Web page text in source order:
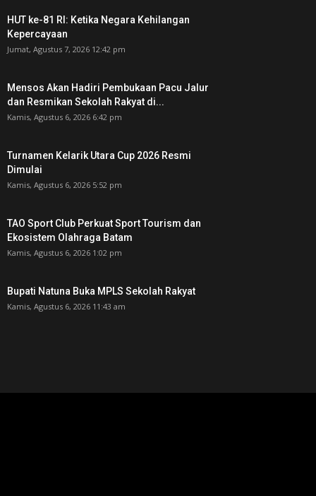
HUT ke-81 RI: Ketika Negara Kehilangan
Kepercayaan
Jumat, Agustus 7, 2026 12:42 pm
Mensos Akan Hadiri Pembukaan Pacu Jalur
dan Resmikan Sekolah Rakyat di...
Kamis, Agustus 6, 2026 6:42 pm
Turnamen Kelarik Utara Cup 2026 Resmi
Dimulai
Kamis, Agustus 6, 2026 5:52 pm
TAO Sport Club Perkuat Sport Tourism dan
Ekosistem Olahraga Batam
Kamis, Agustus 6, 2026 1:02 pm
Bupati Natuna Buka MPLS Sekolah Rakyat
Kamis, Agustus 6, 2026 11:43 am